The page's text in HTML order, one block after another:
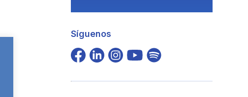
Síguenos